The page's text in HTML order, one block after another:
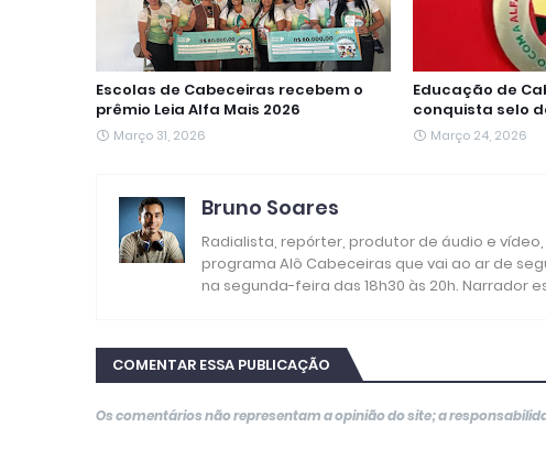
Escolas de Cabeceiras recebem o
prêmio Leia Alfa Mais 2026
Março 31, 2026
Educação de
conquista selo
Março 24, 2026
Bruno Soares
Radialista, repórter, produtor de áudio e
programa Alô Cabeceiras que vai ao ar de
na segunda-feira das 18h30 às 20h. Narrador
COMENTAR ESSA PUBLICAÇÃO
Os comentários não representam a opinião do site; a